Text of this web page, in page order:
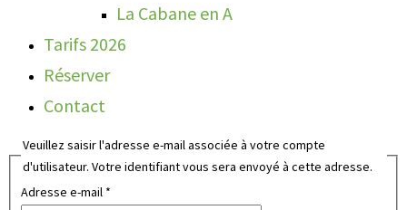
La Cabane en A
Tarifs 2026
Réserver
Contact
Veuillez saisir l'adresse e-mail associée à votre compte
d'utilisateur. Votre identifiant vous sera envoyé à cette adresse.
Adresse e-mail*